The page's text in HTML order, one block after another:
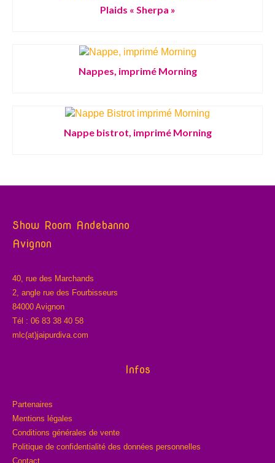
Plaids « Sherpa »
Nappes, imprimé Morning
Nappe bistrot, imprimé Morning
Show Room Andebanno
Avignon
40, rue des Marchands
2, angle rue des Fourbisseurs
84000 Avignon
Tél : 06 83 38 40 58
mlc(at)jaipurdiva.com
Infos
Partenaires
Mentions légales
Conditions générales de vente
Politique de confidentialité des données personnelles
Contact